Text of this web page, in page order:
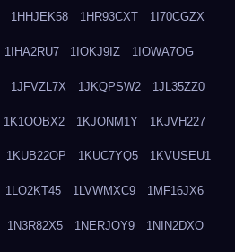
1HHJEK58 1HR93CXT 1I70CGZX
1IHA2RU7 1IOKJ9IZ 1IOWA7OG
1JFVZL7X 1JKQPSW2 1JL35ZZ0
1K1OOBX2 1KJONM1Y 1KJVH227
1KUB22OP 1KUC7YQ5 1KVUSEU1
1LO2KT45 1LVWMXC9 1MF16JX6
1N3R82X5 1NERJOY9 1NIN2DXO